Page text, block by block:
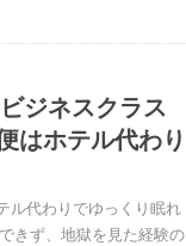
ジネスクラス
はホテル代わり
ル代わりでゆっくり眠れ
きず、地獄を見た経験の